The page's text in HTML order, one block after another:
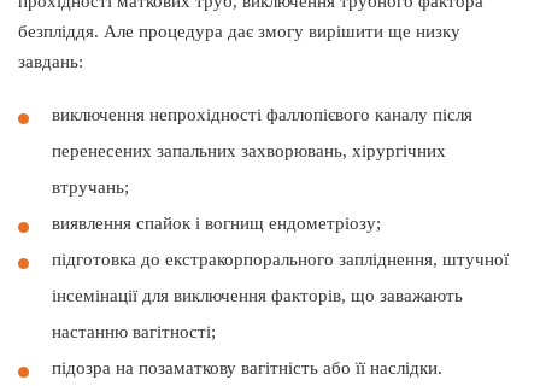
безпліддя. Але процедура дає змогу вирішити ще низку
завдань:
виключення непрохідності фаллопієвого каналу після
перенесених запальних захворювань, хірургічних
втручань;
виявлення спайок і вогнищ ендометріозу;
підготовка до екстракорпорального запліднення, штучної
інсемінації для виключення факторів, що заважають
настанню вагітності;
підозра на позаматкову вагітність або її наслідки.